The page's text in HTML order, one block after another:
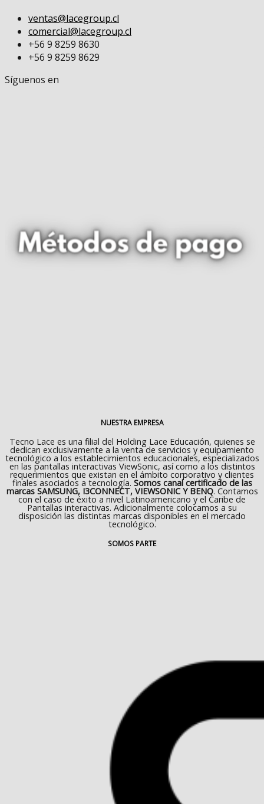
ventas@lacegroup.cl
comercial@lacegroup.cl
+56 9 8259 8630
+56 9 8259 8629
Síguenos en
NUESTRA EMPRESA
Tecno Lace es una filial del Holding Lace Educación, quienes se
dedican exclusivamente a la venta de servicios y equipamiento
tecnológico a los establecimientos educacionales, especializados
en las pantallas interactivas ViewSonic, así como a los distintos
requerimientos que existan en el ámbito corporativo y clientes
finales asociados a tecnología. Somos canal certificado de las
marcas SAMSUNG, I3CONNECT, VIEWSONIC Y BENQ. Contamos
con el caso de éxito a nivel Latinoamericano y el Caribe de
Pantallas interactivas. Adicionalmente colocamos a su
disposición las distintas marcas disponibles en el mercado
tecnológico.
SOMOS PARTE